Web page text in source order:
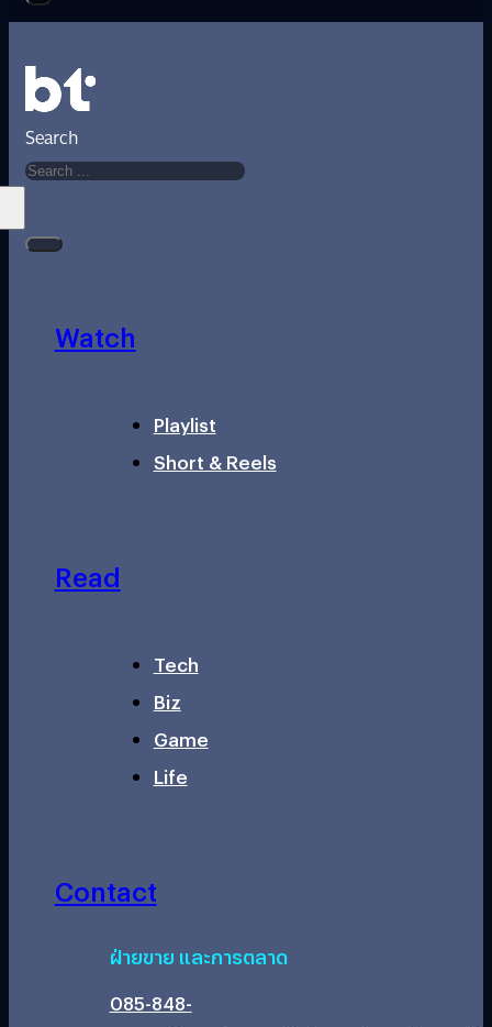
Search
Watch
Playlist
Short & Reels
Read
Tech
Biz
Game
Life
Contact
ฝ่ายขาย และการตลาด
085-848-